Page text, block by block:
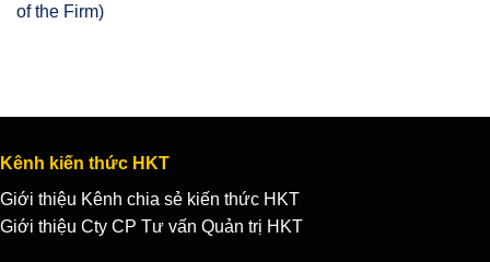
of the Firm)
Kênh kiến thức HKT
Giới thiệu Kênh chia sẻ kiến thức HKT
Giới thiệu Cty CP Tư vấn Quản trị HKT